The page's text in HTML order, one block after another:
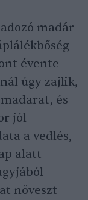
madár
évente
úgy zajlik,
és
jól
a vedlés,
alatt
növeszt